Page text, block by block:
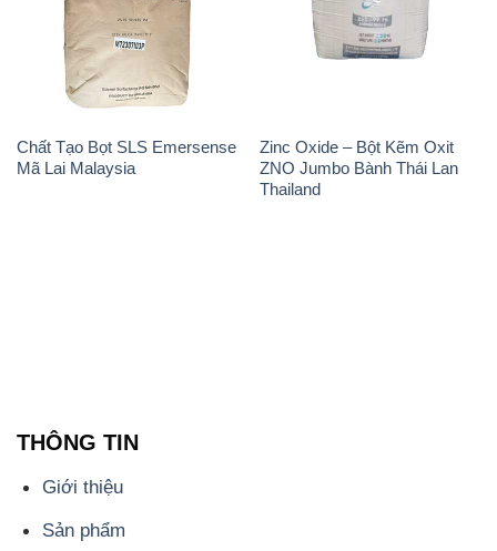
Chất Tạo Bọt SLS Emersense
Mã Lai Malaysia
Zinc Oxide – Bột Kẽm Oxit
ZNO Jumbo Bành Thái Lan
Thailand
Chính sách và quy định chung
Tin tức
Liên hệ